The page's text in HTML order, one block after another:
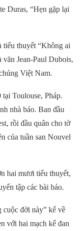
Duras, “Hẹn gặp lại
tiểu thuyết “Không ai
văn Jean-Paul Dubois,
Việt Nam.
Toulouse, Pháp.
nhà báo. Ban đầu
rồi đầu quân cho tờ
của tuần san Nouvel
hai mươi tiểu thuyết,
tập các bài báo.
cuộc đời này” kể về
với hai mạch kể đan